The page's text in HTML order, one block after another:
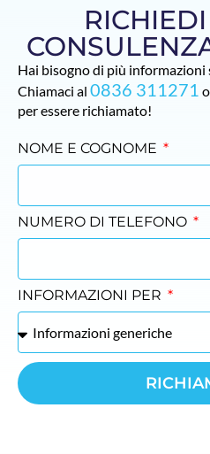
Hai bisogno di più informazioni
Chiamaci al 0836 311271
per essere richiamato!
NOME E COGNOME
NUMERO DI TELEFONO
INFORMAZIONI PER